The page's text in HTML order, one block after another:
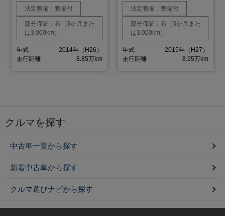
法定整備：整備付
部分保証：有（3か月また
は3,000km）
年式
2014年（H26）
走行距離
8.85万km
法定整備：整備付
部分保証：有（3か月また
は3,000km）
年式
2015年（H27）
走行距離
8.95万km
クルマを探す
中古車一覧から探す
新着中古車から探す
クルマ選びナビから探す